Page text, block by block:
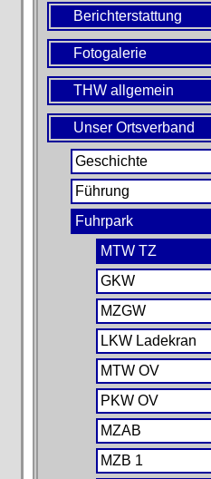
Berichterstattung
Fotogalerie
THW allgemein
Unser Ortsverband
Geschichte
Führung
Fuhrpark
MTW TZ
GKW
MZGW
LKW Ladekran
MTW OV
PKW OV
MZAB
MZB 1